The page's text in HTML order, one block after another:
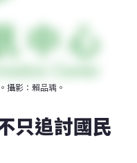
攝影：賴品瑀。
只追討國民